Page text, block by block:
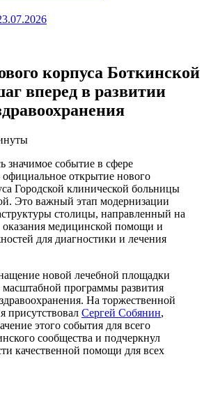
корпуса Боткинской
вперед в развитии
значимое событие в сфере
открытие нового
Городской клинической больницы
Это важный этап модернизации
столицы, направленный на
оказания медицинской помощи и
для диагностики и лечения
новой лечебной площадки
масштабной программы развития
На торжественной
присутствовал Сергей Собянин,
этого события для всего
сообщества и подчеркнул
качественной помощи для всех